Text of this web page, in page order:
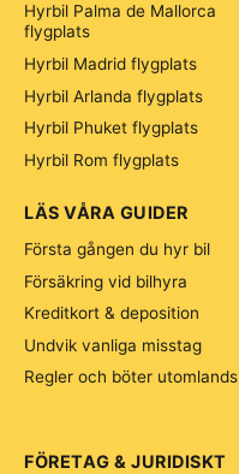
Hyrbil Palma de Mallorca
flygplats
Hyrbil Madrid flygplats
Hyrbil Arlanda flygplats
Hyrbil Phuket flygplats
Hyrbil Rom flygplats
LÄS VÅRA GUIDER
Första gången du hyr bil
Försäkring vid bilhyra
Kreditkort & deposition
Undvik vanliga misstag
Regler och böter utomlands
FÖRETAG & JURIDISKT